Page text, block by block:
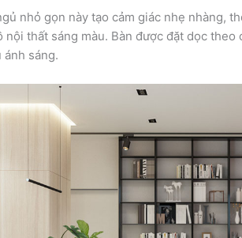
nhỏ gọn này tạo cảm giác nhẹ nhàng,
nội thất sáng màu. Bàn được đặt dọc
sáng.